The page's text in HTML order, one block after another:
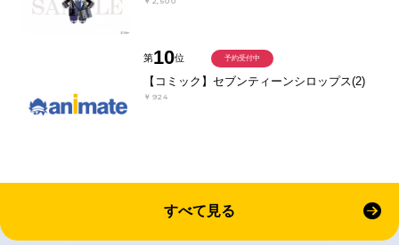
第10位
【コミック】セブンティーンシロップス(2)
￥924
予約受付中
すべて見る